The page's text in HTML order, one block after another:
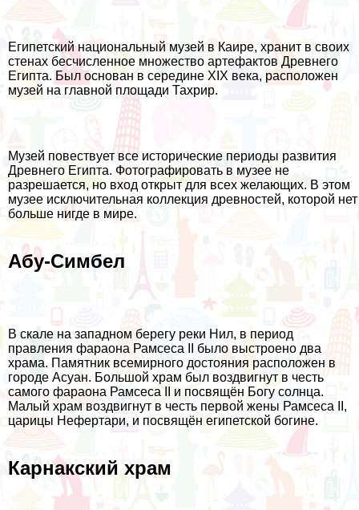
Египетский национальный музей в Каире, хранит в своих
стенах бесчисленное множество артефактов Древнего
Египта. Был основан в середине XIX века, расположен
музей на главной площади Тахрир.
Музей повествует все исторические периоды развития
Древнего Египта. Фотографировать в музее не
разрешается, но вход открыт для всех желающих. В этом
музее исключительная коллекция древностей, которой нет
больше нигде в мире.
Абу-Симбел
В скале на западном берегу реки Нил, в период
правления фараона Рамсеса II было выстроено два
храма. Памятник всемирного достояния расположен в
городе Асуан. Большой храм был воздвигнут в честь
самого фараона Рамсеса II и посвящён Богу солнца.
Малый храм воздвигнут в честь первой жены Рамсеса II,
царицы Нефертари, и посвящён египетской богине.
Карнакский храм